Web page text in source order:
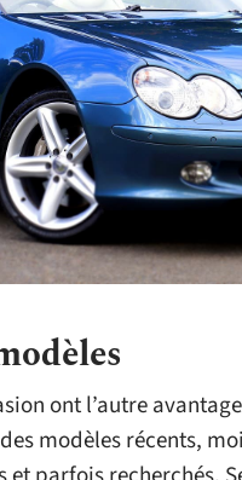
ont l’autre
modèles récents,